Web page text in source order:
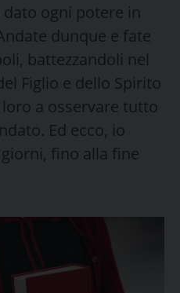
ogni potere in
dunque e fate
battezzandoli nel
Figlio e dello Spirito
a osservare tutto
Ed ecco, io
fino alla fine